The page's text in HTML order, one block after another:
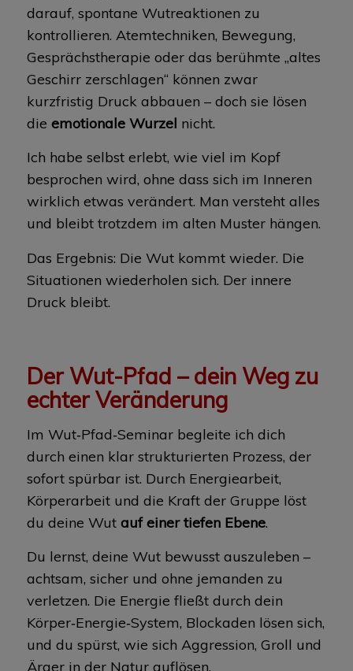
darauf, spontane Wutreaktionen zu
kontrollieren. Atemtechniken, Bewegung,
Gesprächstherapie oder das berühmte „altes
Geschirr zerschlagen“ können zwar
kurzfristig Druck abbauen – doch sie lösen
die emotionale Wurzel nicht.
Ich habe selbst erlebt, wie viel im Kopf
besprochen wird, ohne dass sich im Inneren
wirklich etwas verändert. Man versteht alles
und bleibt trotzdem im alten Muster hängen.
Das Ergebnis: Die Wut kommt wieder. Die
Situationen wiederholen sich. Der innere
Druck bleibt.
Der Wut-Pfad – dein Weg zu
echter Veränderung
Im Wut‑Pfad‑Seminar begleite ich dich
durch einen klar strukturierten Prozess, der
sofort spürbar ist. Durch Energiearbeit,
Körperarbeit und die Kraft der Gruppe löst
du deine Wut auf einer tiefen Ebene.
Du lernst, deine Wut bewusst auszuleben –
achtsam, sicher und ohne jemanden zu
verletzen. Die Energie fließt durch dein
Körper‑Energie‑System, Blockaden lösen sich,
und du spürst, wie sich Aggression, Groll und
Ärger in der Natur auflösen.